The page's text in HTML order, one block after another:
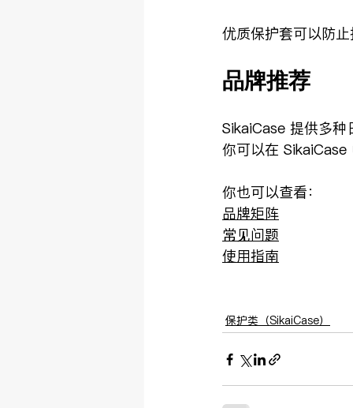
优质保护套可以防
品牌推荐
SikaiCase 提供多种
你可以在
你也可以查看：
品牌矩阵
常见问题
使用指南
保护类（SikaiCase）